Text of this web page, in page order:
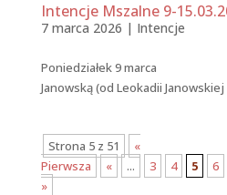
Intencje Mszalne 9-
7 marca 2026 | Intencje
Poniedziałek 9 marca
Janowską (od Leokadii
Strona 5 z 51
«
Pierwsza
« ... 3 4 5 6
»